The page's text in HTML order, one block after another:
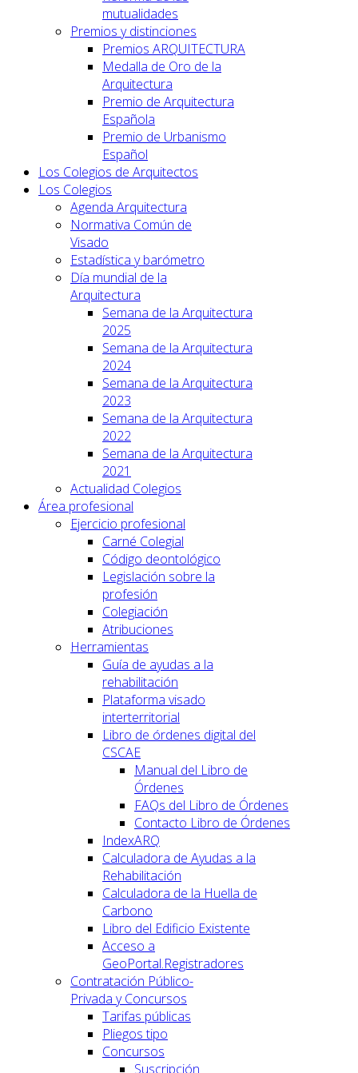
mutualidades
Premios y distinciones
Premios ARQUITECTURA
Medalla de Oro de la
Arquitectura
Premio de Arquitectura
Española
Premio de Urbanismo
Español
Los Colegios de Arquitectos
Los Colegios
Agenda Arquitectura
Normativa Común de
Visado
Estadística y barómetro
Día mundial de la
Arquitectura
Semana de la Arquitectura
2025
Semana de la Arquitectura
2024
Semana de la Arquitectura
2023
Semana de la Arquitectura
2022
Semana de la Arquitectura
2021
Actualidad Colegios
Área profesional
Ejercicio profesional
Carné Colegial
Código deontológico
Legislación sobre la
profesión
Colegiación
Atribuciones
Herramientas
Guía de ayudas a la
rehabilitación
Plataforma visado
interterritorial
Libro de órdenes digital del
CSCAE
Manual del Libro de
Órdenes
FAQs del Libro de Órdenes
Contacto Libro de Órdenes
IndexARQ
Calculadora de Ayudas a la
Rehabilitación
Calculadora de la Huella de
Carbono
Libro del Edificio Existente
Acceso a
GeoPortal.Registradores
Contratación Público-
Privada y Concursos
Tarifas públicas
Pliegos tipo
Concursos
Suscripción